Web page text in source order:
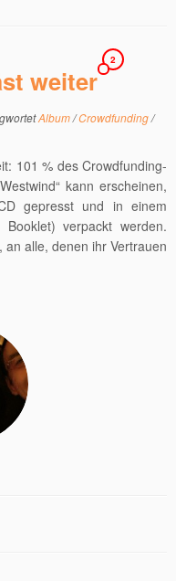
weiter
2
Album/Crowdfunding/
101 % des Crowdfunding-
kann erscheinen,
gepresst und in einem
verpackt werden.
alle, denen ihr Vertrauen